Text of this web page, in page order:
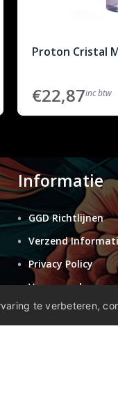
Proton Cristal
€22,87inc btw
Informatie
GGD Richtlijnen
Verzend
Privacy Policy
Voorwaarden
Retouren
te verbeteren,